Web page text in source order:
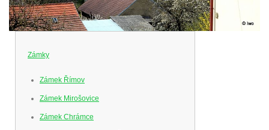
Zámky
Zámek Římov
Zámek Mirošovice
Zámek Chrámce